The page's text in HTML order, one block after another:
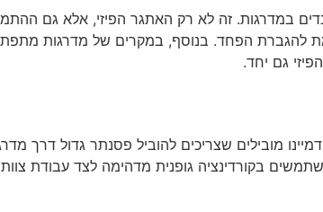
במדרגות. זה לא רק האתגר הפיזי, אלא גם
להגברת הפחד. בנוסף, במקרים של מדרגות
גם יחד.
מובילים שצריכים להוביל פסנתר גדול דרך
בקורדינציה גופנית מדהימה לצד עבודת